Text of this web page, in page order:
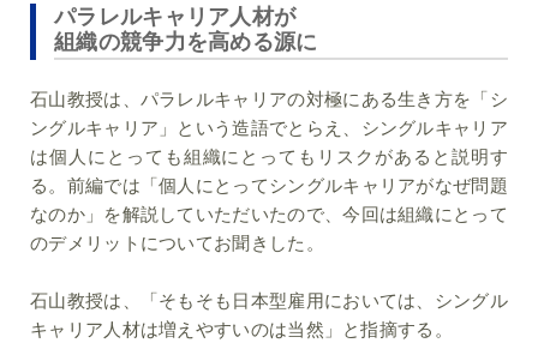
パラレルキャリア人材が
組織の競争力を高める源に
石山教授は、パラレルキャリアの対極にある生き方を「シ
ングルキャリア」という造語でとらえ、シングルキャリア
は個人にとっても組織にとってもリスクがあると説明す
る。前編では「個人にとってシングルキャリアがなぜ問題
なのか」を解説していただいたので、今回は組織にとって
のデメリットについてお聞きした。
石山教授は、「そもそも日本型雇用においては、シングル
キャリア人材は増えやすいのは当然」と指摘する。